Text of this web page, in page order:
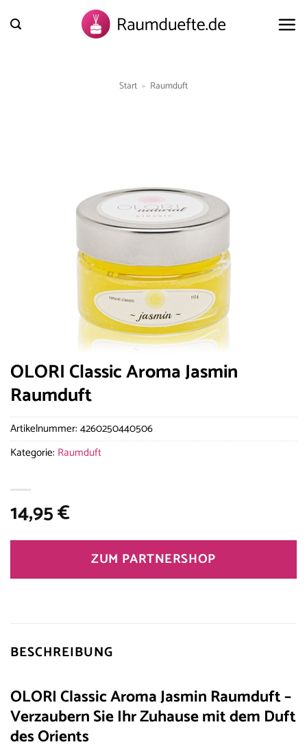
Inhalt
Start » Raumduft
OLORI Classic Aroma Jasmin
Raumduft
14,95€
ZUM PARTNERSHOP
Artikelnummer: 4260250440506
Kategorie: Raumduft
BESCHREIBUNG
OLORI Classic Aroma Jasmin Raumduft –
Verzaubern Sie Ihr Zuhause mit dem Duft
des Orients